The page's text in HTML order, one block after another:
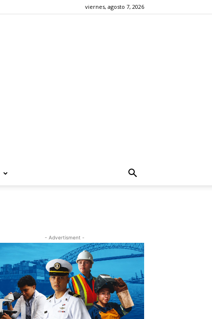
viernes, agosto 7, 2026
- Advertisment -